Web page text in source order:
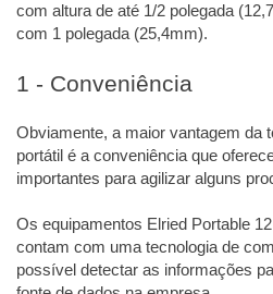
com altura de até 1/2 polegada
com 1 polegada (25,4mm).
1 - Conveniência
Obviamente, a maior vantagem da
portátil é a conveniência que
importantes para agilizar alguns
Os equipamentos Elried Portable
contam com uma tecnologia de
possível detectar as informações